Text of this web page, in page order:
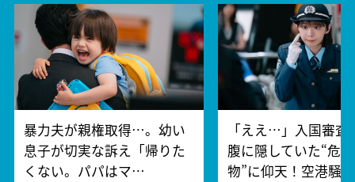
暴力夫が親権取得…。幼い
息子が切実な訴え「帰りた
くない。パパはマ…
「ええ…」入国審査
腹に隠していた“危
物”に仰天！空港騒